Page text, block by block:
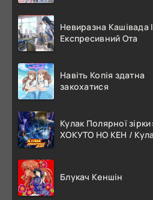
Невиразна Кашівада І
Експресивний Ота
Навіть Копія здатна
закохатися
Кулак Полярної зірки:
ХОКУТО НО КЕН /
Блукач Кеншін